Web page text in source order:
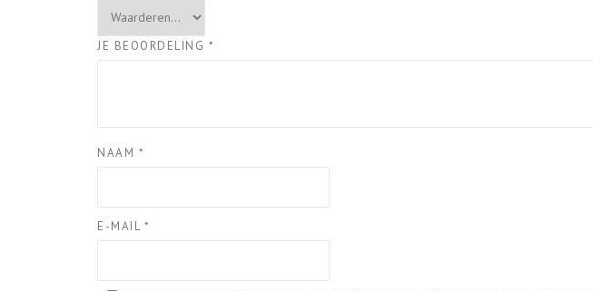
JE BEOORDELING *
NAAM *
E-MAIL *